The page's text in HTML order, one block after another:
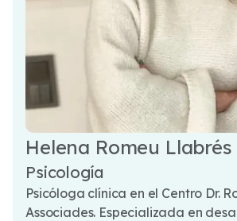
Helena Romeu Llabrés
Psicología
Psicóloga clínica en el Centro Dr.
Associades. Especializada en